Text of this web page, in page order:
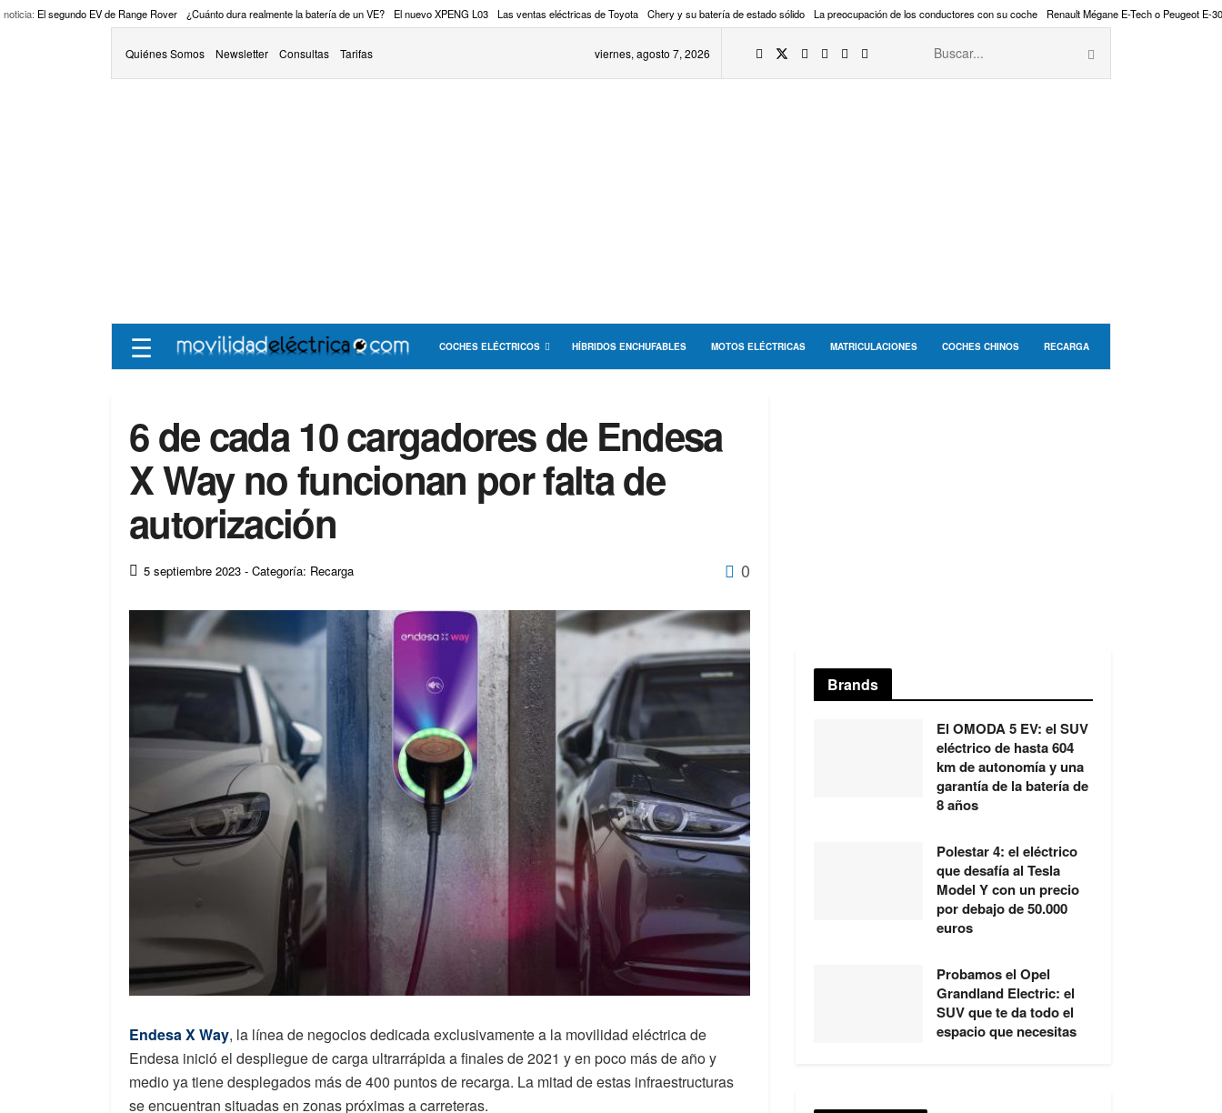
noticia: El segundo EV de Range Rover ¿Cuánto dura realmente la batería de un VE? El nuevo XPENG L03 Las ventas eléctricas de Toyota Chery y su batería de estado sólido La preocupación de los conductores con su coche Renault Mégane E-Tech o Peugeot E-
Quiénes Somos Newsletter Consultas Tarifas viernes, agosto 7, 2026
☰ COCHES ELÉCTRICOS HÍBRIDOS ENCHUFABLES MOTOS ELÉCTRICAS MATRICULACIONES COCHES CHINOS RECARGA
6 de cada 10 cargadores de Endesa
X Way no funcionan por falta de
autorización
5 septiembre 2023 - Categoría: Recarga 0
Endesa X Way, la línea de negocios dedicada exclusivamente a la movilidad eléctrica de
Endesa inició el despliegue de carga ultrarrápida a finales de 2021 y en poco más de año y
medio ya tiene desplegados más de 400 puntos de recarga. La mitad de estas infraestructuras
se encuentran situadas en zonas próximas a carreteras.
Brands
El OMODA 5 EV: el SUV
eléctrico de hasta 604
km de autonomía y una
garantía de la batería de
8 años
Polestar 4: el eléctrico
que desafía al Tesla
Model Y con un precio
por debajo de 50.000
euros
Probamos el Opel
Grandland Electric: el
SUV que te da todo el
espacio que necesitas